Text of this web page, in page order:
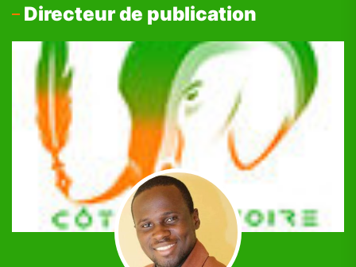
Directeur de publication